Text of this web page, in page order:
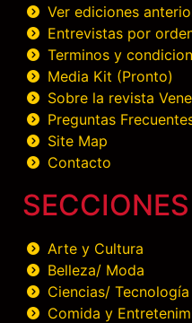
Ver ediciones
Entrevistas por
Terminos y
Media Kit (Pronto)
Sobre la revista
Preguntas
Site Map
Contacto
Arte y Cultura
Belleza/ Moda
Ciencias/ Tecnología
Comida y